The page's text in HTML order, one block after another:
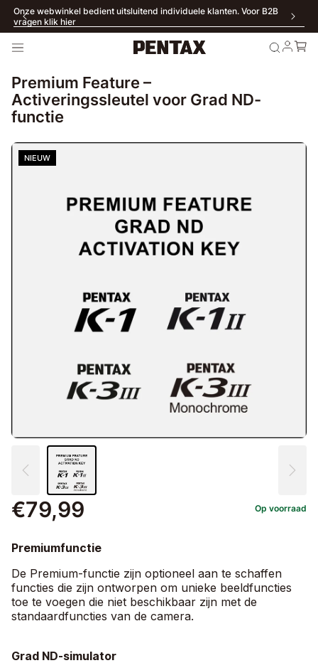
Onze webwinkel bedient uitsluitend individuele klanten. Voor B2B
vragen klik hier
Premium Feature –
Activeringssleutel voor Grad ND-
functie
NIEUW
€79,99 Op voorraad
Premiumfunctie
De Premium-functie zijn optioneel aan te schaffen
functies die zijn ontworpen om unieke beeldfuncties
toe te voegen die niet beschikbaar zijn met de
standaardfuncties van de camera.
Grad ND-simulator